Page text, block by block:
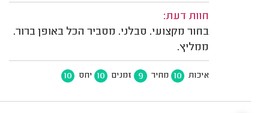
חוות דעת:
בחור מקצועי. סבלני. מסביר הכל באופן ברור.
ממליץ.
איכות 10 מחיר 9 זמנים 10 יחס 10